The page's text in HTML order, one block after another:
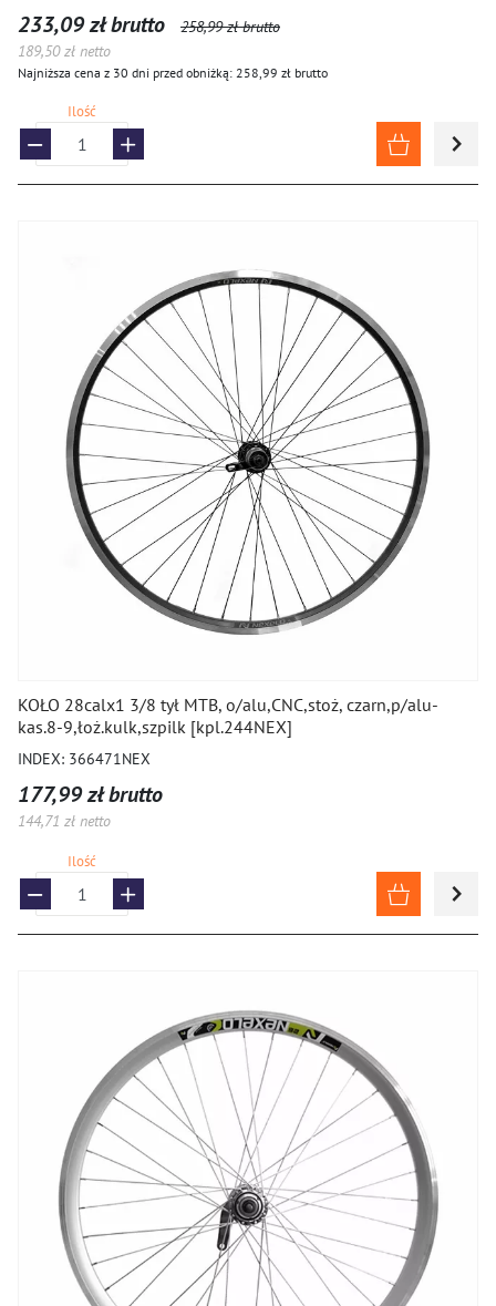
233,09 zł brutto
258,99 zł brutto
189,50 zł netto
Najniższa cena z 30 dni przed obniżką: 258,99 zł brutto
Ilość
KOŁO 28calx1 3/8 tył MTB, o/alu,CNC,stoż, czarn,p/alu-
kas.8-9,łoż.kulk,szpilk [kpl.244NEX]
INDEX: 366471NEX
177,99 zł brutto
144,71 zł netto
Ilość